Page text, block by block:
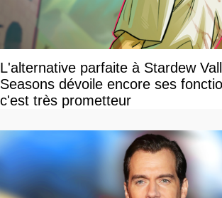
L'alternative parfaite à Stardew
Seasons dévoile encore ses
c'est très prometteur